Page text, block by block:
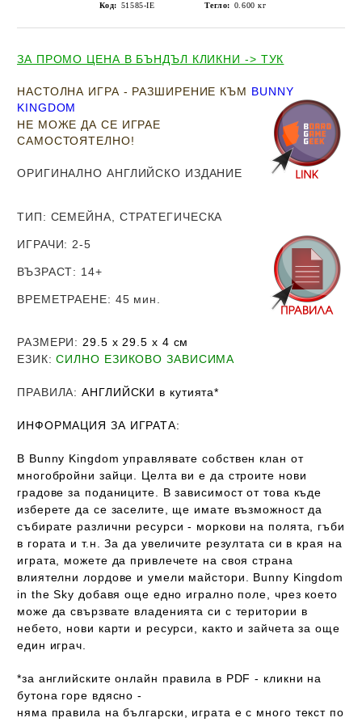
Код: 51585-IE Тегло: 0.600 кг
ЗА ПРОМО ЦЕНА В БЪНДЪЛ КЛИКНИ -> ТУК
НАСТОЛНА ИГРА - РАЗШИРЕНИЕ КЪМ BUNNY
KINGDOM
НЕ МОЖЕ ДА СЕ ИГРАЕ
САМОСТОЯТЕЛНО!
ОРИГИНАЛНО АНГЛИЙСКО ИЗДАНИЕ
ТИП: СЕМЕЙНА, СТРАТЕГИЧЕСКА
ИГРАЧИ: 2-5
ВЪЗРАСТ: 14+
ВРЕМЕТРАЕНЕ: 45 мин.
РАЗМЕРИ: 29.5 х 29.5 х 4 см
ЕЗИК:СИЛНО ЕЗИКОВО ЗАВИСИМА
ПРАВИЛА: АНГЛИЙСКИ в кутията*
ИНФОРМАЦИЯ ЗА ИГРАТА:
В Bunny Kingdom управлявате собствен клан от
многобройни зайци. Целта ви е да строите нови
градове за поданиците. В зависимост от това къде
изберете да се заселите, ще имате възможност да
събирате различни ресурси - моркови на полята, гъби
в гората и т.н. За да увеличите резултата си в края на
играта, можете да привлечете на своя страна
влиятелни лордове и умели майстори. Bunny Kingdom
in the Sky добавя още едно игрално поле, чрез което
може да свързвате владенията си с територии в
небето, нови карти и ресурси, както и зайчета за още
един играч.
*за английските онлайн правила в PDF - кликни на
бутона горе вдясно -
няма правила на български , играта е с много текст по